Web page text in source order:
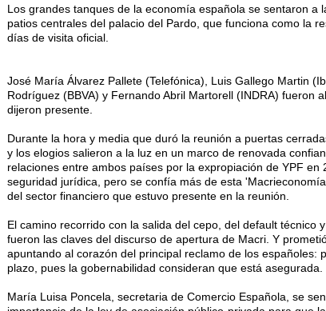
Los grandes tanques de la economía española se sentaron a
patios centrales del palacio del Pardo, que funciona como la
días de visita oficial.
José María Álvarez Pallete (Telefónica), Luis Gallego Martin
Rodríguez (BBVA) y Fernando Abril Martorell (INDRA) fueron
dijeron presente.
Durante la hora y media que duró la reunión a puertas
y los elogios salieron a la luz en un marco de renovada
relaciones entre ambos países por la expropiación de YPF en
seguridad jurídica, pero se confía más de esta
del sector financiero que estuvo presente en la reunión.
El camino recorrido con la salida del cepo, del default técnico
fueron las claves del discurso de apertura de Macri. Y
apuntando al corazón del principal reclamo de los españoles:
plazo, pues la gobernabilidad consideran que está asegurada.
María Luisa Poncela, secretaria de Comercio Española, se